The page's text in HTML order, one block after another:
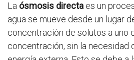
La ósmosis directa es un
agua se mueve desde un lugar
concentración de solutos a uno
concentración, sin la necesidad